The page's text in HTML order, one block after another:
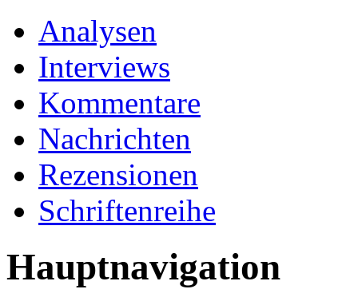
Analysen
Interviews
Kommentare
Nachrichten
Rezensionen
Schriftenreihe
Hauptnavigation